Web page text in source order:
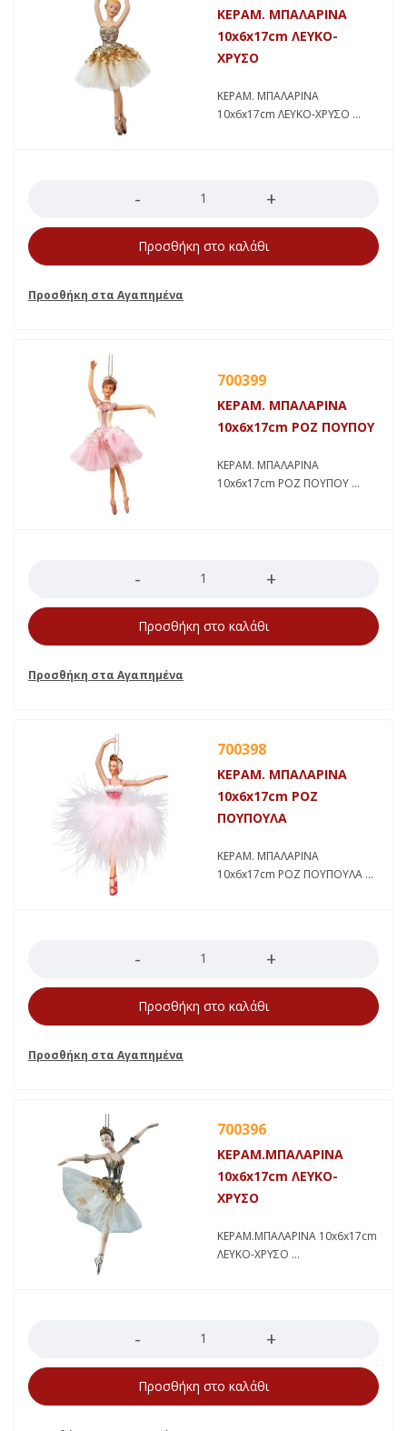
ΚΕΡΑΜ. ΜΠΑΛΑΡΙΝΑ
10x6x17cm ΛΕΥΚΟ-
ΧΡΥΣΟ
ΚΕΡΑΜ. ΜΠΑΛΑΡΙΝΑ
10x6x17cm ΛΕΥΚΟ-ΧΡΥΣΟ
Προσθήκη στο καλάθι
700399
ΚΕΡΑΜ. ΜΠΑΛΑΡΙΝΑ
10x6x17cm ΡΟΖ ΠΟΥΠΟΥ
ΚΕΡΑΜ. ΜΠΑΛΑΡΙΝΑ
10x6x17cm ΡΟΖ ΠΟΥΠΟΥ
Προσθήκη στο καλάθι
700398
ΚΕΡΑΜ. ΜΠΑΛΑΡΙΝΑ
10x6x17cm ΡΟΖ
ΠΟΥΠΟΥΛΑ
ΚΕΡΑΜ. ΜΠΑΛΑΡΙΝΑ
10x6x17cm ΡΟΖ ΠΟΥΠΟΥΛΑ
Προσθήκη στο καλάθι
700396
ΚΕΡΑΜ.ΜΠΑΛΑΡΙΝΑ
10x6x17cm ΛΕΥΚΟ-
ΧΡΥΣΟ
ΚΕΡΑΜ.ΜΠΑΛΑΡΙΝΑ 10x6x17cm
ΛΕΥΚΟ-ΧΡΥΣΟ
Προσθήκη στο καλάθι